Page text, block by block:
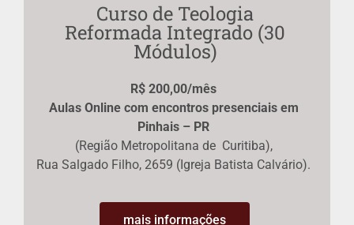
Curso de Teologia
Reformada Integrado (30
Módulos)
R$ 200,00/mês
Aulas Online com encontros presenciais em
Pinhais – PR
(Região Metropolitana de Curitiba),
Rua Salgado Filho, 2659 (Igreja Batista Calvário).
mais informações